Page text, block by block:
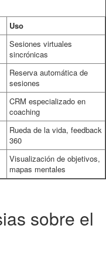
Uso
Sesiones virtuales
sincrónicas
Reserva automática de
sesiones
CRM especializado en
coaching
Rueda de la vida, feedback
360
Visualización de objetivos,
mapas mentales
sobre el